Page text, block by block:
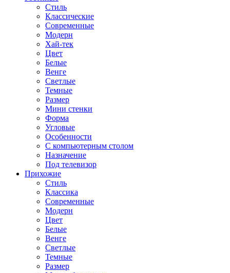
Стиль
Классические
Современные
Модерн
Хай-тек
Цвет
Белые
Венге
Светлые
Темные
Размер
Мини стенки
Форма
Угловые
Особенности
С компьютерным столом
Назначение
Под телевизор
Прихожие
Стиль
Классика
Современные
Модерн
Цвет
Белые
Венге
Светлые
Темные
Размер